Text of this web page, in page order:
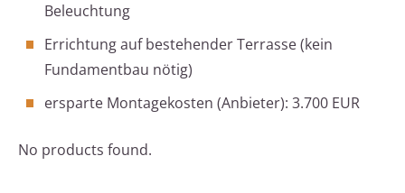
Beleuchtung
Errichtung auf bestehender Terrasse (kein
Fundamentbau nötig)
ersparte Montagekosten (Anbieter): 3.700 EUR
No products found.